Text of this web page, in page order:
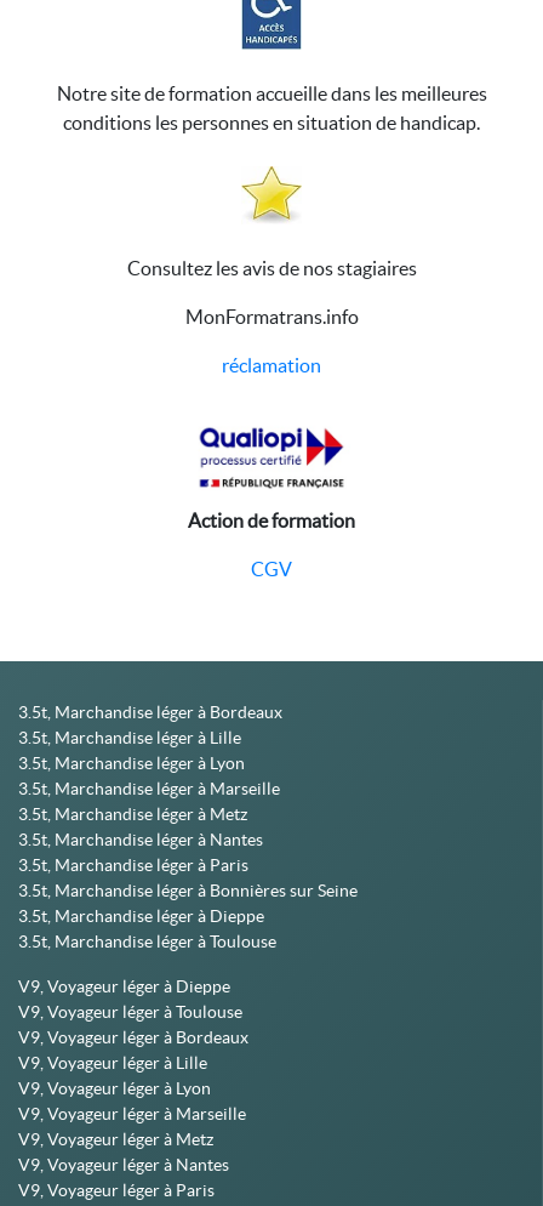
Notre site de formation accueille dans les meilleures
conditions les personnes en situation de handicap.
Consultez les avis de nos stagiaires
MonFormatrans.info
réclamation
Action de formation
CGV
3.5t, Marchandise léger à Bordeaux
3.5t, Marchandise léger à Lille
3.5t, Marchandise léger à Lyon
3.5t, Marchandise léger à Marseille
3.5t, Marchandise léger à Metz
3.5t, Marchandise léger à Nantes
3.5t, Marchandise léger à Paris
3.5t, Marchandise léger à Bonnières sur Seine
3.5t, Marchandise léger à Dieppe
3.5t, Marchandise léger à Toulouse
V9, Voyageur léger à Dieppe
V9, Voyageur léger à Toulouse
V9, Voyageur léger à Bordeaux
V9, Voyageur léger à Lille
V9, Voyageur léger à Lyon
V9, Voyageur léger à Marseille
V9, Voyageur léger à Metz
V9, Voyageur léger à Nantes
V9, Voyageur léger à Paris